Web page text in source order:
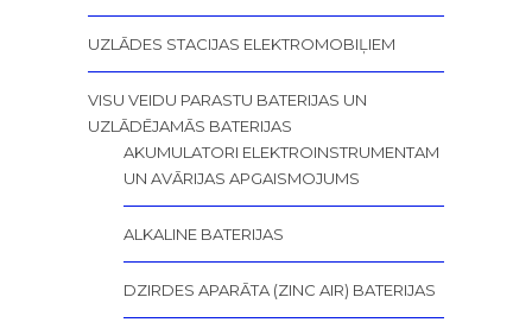
UZLĀDES STACIJAS ELEKTROMOBIĻIEM
VISU VEIDU PARASTU BATERIJAS UN
UZLĀDĒJAMĀS BATERIJAS
AKUMULATORI ELEKTROINSTRUMENTAM
UN AVĀRIJAS APGAISMOJUMS
ALKALINE BATERIJAS
DZIRDES APARĀTA (ZINC AIR) BATERIJAS